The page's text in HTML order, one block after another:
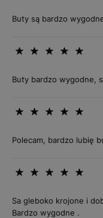
Buty są bardzo
Buty bardzo wygodne,
Polecam, bardzo lubię
Sa gleboko krojone i
Bardzo wygodne .